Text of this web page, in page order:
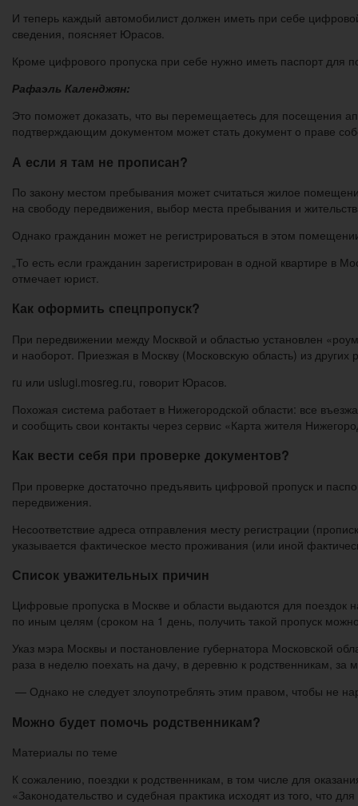
И теперь каждый автомобилист должен иметь при себе
сведения, поясняет Юрасов.
Кроме цифрового пропуска при себе нужно иметь паспорт для
Рафаэль Календжян:
Это поможет доказать, что вы перемещаетесь для посещения
подтверждающим документом может стать документ о праве
А если я там не прописан?
По закону местом пребывания может считаться жилое
на свободу передвижения, выбор места пребывания и
Однако гражданин может не регистрироваться в этом
„То есть если гражданин зарегистрирован в одной квартире в
отмечает юрист.
Как оформить спецпропуск?
При передвижении между Москвой и областью установлен
и наоборот. Приезжая в Москву (Московскую область) из
ru или uslugi.mosreg.ru, говорит Юрасов.
Похожая система работает в Нижегородской области: все
и сообщить свои контакты через сервис «Карта жителя
Как вести себя при проверке документов?
При проверке достаточно предъявить цифровой пропуск и
передвижения.
Несоответствие адреса отправления месту регистрации
указывается фактическое место проживания (или иной
Список уважительных причин
Цифровые пропуска в Москве и области выдаются для поездок
по иным целям (сроком на 1 день, получить такой пропуск
Указ мэра Москвы и постановление губернатора Московской
раза в неделю поехать на дачу, в деревню к родственникам,
— Однако не следует злоупотреблять этим правом, чтобы не
Можно будет помочь родственникам?
Материалы по теме
К сожалению, поездки к родственникам, в том числе для
«Законодательство и судебная практика исходят из того, что